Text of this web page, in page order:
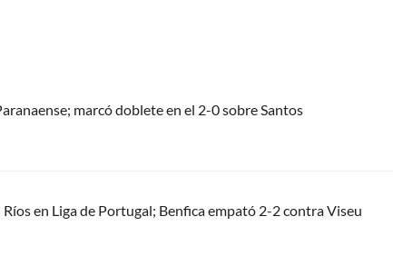
marcó doblete en el 2-0 sobre Santos
en Liga de Portugal; Benfica empató 2-2 contra Viseu